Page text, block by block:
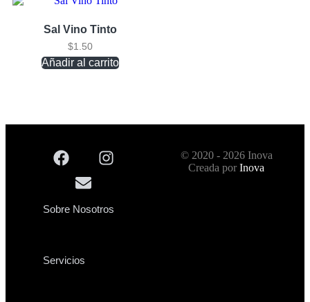
Sal Vino Tinto
$1.50
Añadir al carrito
Sobre Nosotros
Servicios
© 2020 - 2026 Inova
Creada porInova